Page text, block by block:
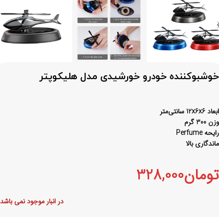
خوشبوکننده خودرو خورشیدی مدل هلیکوپتر
ابعاد 12x6x6 سانتی‌متر
وزن 300 گرم
رایحه Perfume
ماندگاری بالا
تومان328,000
در انبار موجود نمی باشد